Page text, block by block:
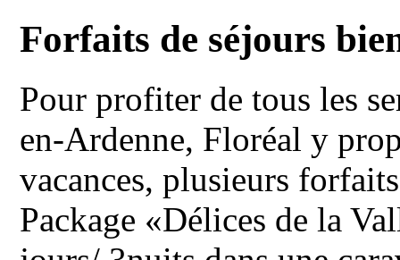
Forfaits de séjours
Pour profiter de tous les
en-Ardenne, Floréal y
vacances, plusieurs
Package «Délices de la